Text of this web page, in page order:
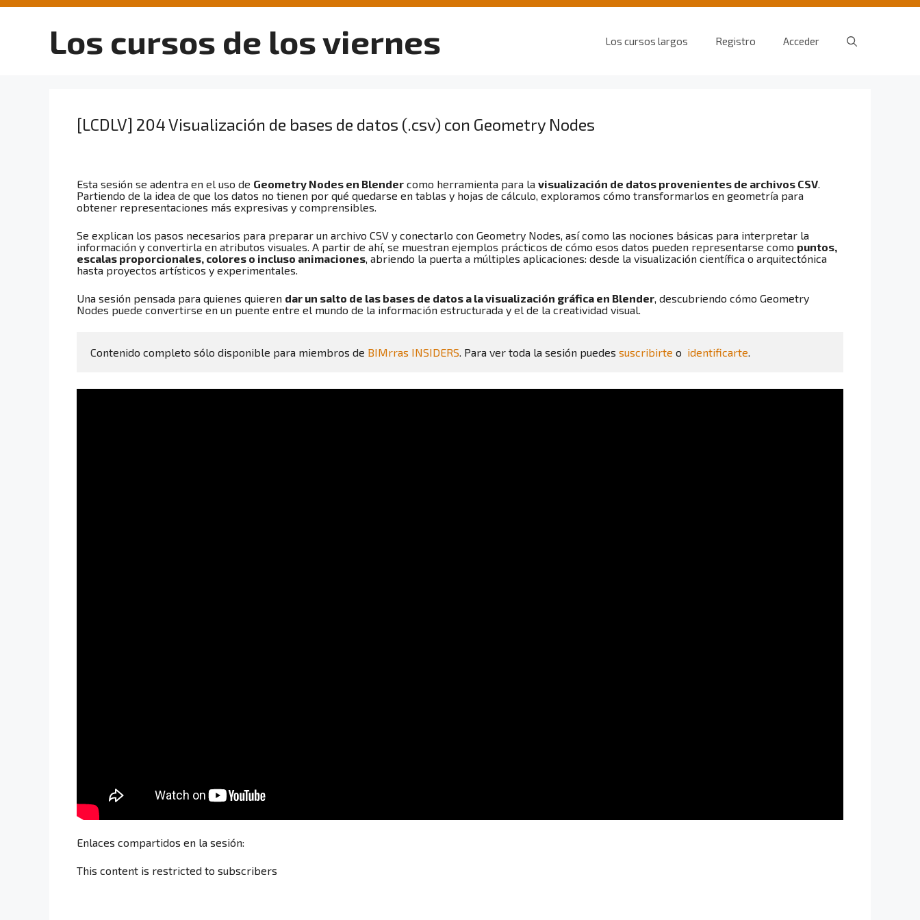
Saltar
Los cursos de los viernes Los cursos largos Registro Acceder
[LCDLV] 204 Visualización de bases de datos (.csv) con Geometry Nodes
Esta sesión se adentra en el uso de Geometry Nodes en Blender como herramienta para la visualización de datos provenientes de archivos CSV.
Partiendo de la idea de que los datos no tienen por qué quedarse en tablas y hojas de cálculo, exploramos cómo transformarlos en geometría para
obtener representaciones más expresivas y comprensibles.
Se explican los pasos necesarios para preparar un archivo CSV y conectarlo con Geometry Nodes, así como las nociones básicas para interpretar la
información y convertirla en atributos visuales. A partir de ahí, se muestran ejemplos prácticos de cómo esos datos pueden representarse como puntos,
escalas proporcionales, colores o incluso animaciones, abriendo la puerta a múltiples aplicaciones: desde la visualización científica o arquitectónica
hasta proyectos artísticos y experimentales.
Una sesión pensada para quienes quieren dar un salto de las bases de datos a la visualización gráfica en Blender, descubriendo cómo Geometry
Nodes puede convertirse en un puente entre el mundo de la información estructurada y el de la creatividad visual.
Contenido completo sólo disponible para miembros de BIMrras INSIDERS. Para ver toda la sesión puedes suscribirte o identificarte.
Enlaces compartidos en la sesión:
This content is restricted to subscribers